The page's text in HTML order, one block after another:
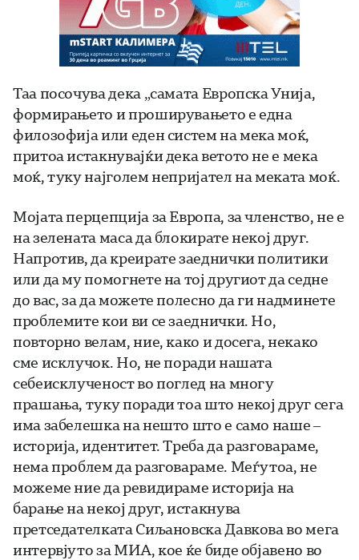
Таа посочува дека „самата Европска Унија,
формирањето и проширувањето е една
филозофија или еден систем на мека моќ,
притоа истакнувајќи дека ветото не е мека
моќ, туку најголем непријател на меката моќ.
Мојата перцепција за Европа, за членство, не е
на зелената маса да блокирате некој друг.
Напротив, да креирате заеднички политики
или да му помогнете на тој другиот да седне
до вас, за да можете полесно да ги надминете
проблемите кои ви се заеднички. Но,
повторно велам, ние, како и досега, некако
сме исклучок. Но, не поради нашата
себеисклученост во поглед на многу
прашања, туку поради тоа што некој друг сега
има забелешка на нешто што е само наше –
историја, идентитет. Треба да разговараме,
нема проблем да разговараме. Меѓутоа, не
можеме ние да ревидираме историја на
барање на некој друг, истакнува
претседателката Сиљановска Давкова во мега
интервјуто за МИА, кое ќе биде објавено во